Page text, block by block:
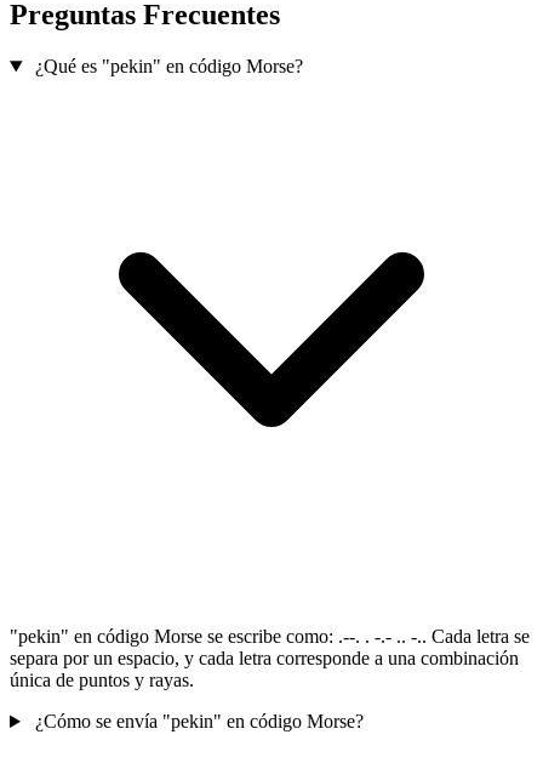
Preguntas Frecuentes
¿Qué es "pekin" en código Morse?
"pekin" en código Morse se escribe como: .--. . -.- .. -.. Cada letra se
separa por un espacio, y cada letra corresponde a una combinación
única de puntos y rayas.
¿Cómo se envía "pekin" en código Morse?